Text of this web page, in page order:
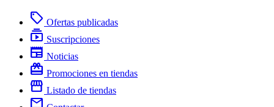
local_offer Ofertas publicadas
subscriptions Suscripciones
newspaper Noticias
redeem Promociones en tiendas
storefront Listado de tiendas
mail